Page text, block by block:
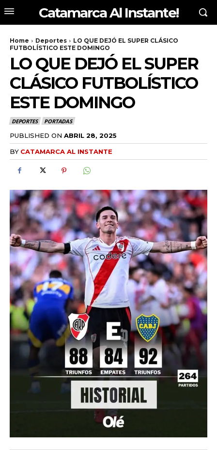
Catamarca Al Instante!
Home Deportes
LO QUE DEJÓ EL SUPER CLÁSICO
FUTBOLÍSTICO ESTE DOMINGO
LO QUE DEJÓ EL SUPER
CLÁSICO FUTBOLÍSTICO
ESTE DOMINGO
DEPORTES PORTADAS
PUBLISHED ON ABRIL 28, 2025
BY CATAMARCA AL INSTANTE